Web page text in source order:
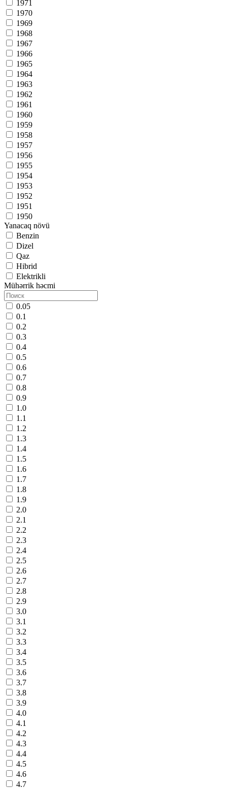
1971
1970
1969
1968
1967
1966
1965
1964
1963
1962
1961
1960
1959
1958
1957
1956
1955
1954
1953
1952
1951
1950
Yanacaq növü
Benzin
Dizel
Qaz
Hibrid
Elektrikli
Mühərrik həcmi
0.05
0.1
0.2
0.3
0.4
0.5
0.6
0.7
0.8
0.9
1.0
1.1
1.2
1.3
1.4
1.5
1.6
1.7
1.8
1.9
2.0
2.1
2.2
2.3
2.4
2.5
2.6
2.7
2.8
2.9
3.0
3.1
3.2
3.3
3.4
3.5
3.6
3.7
3.8
3.9
4.0
4.1
4.2
4.3
4.4
4.5
4.6
4.7